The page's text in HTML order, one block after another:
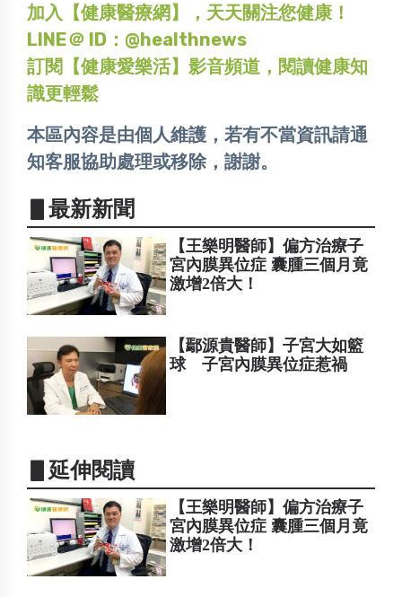
加入【健康醫療網】，天天關注您健康！
LINE＠ ID：@healthnews
訂閱【健康愛樂活】影音頻道，閱讀健康知
識更輕鬆
本區內容是由個人維護，若有不當資訊請通
知客服協助處理或移除，謝謝。
▋最新新聞
【王樂明醫師】偏方治療子
宮內膜異位症 囊腫三個月竟
激增2倍大！
【鄢源貴醫師】子宮大如籃
球 子宮內膜異位症惹禍
▋延伸閱讀
【王樂明醫師】偏方治療子
宮內膜異位症 囊腫三個月竟
激增2倍大！